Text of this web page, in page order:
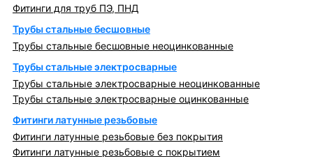
Фитинги для труб ПЭ, ПНД
Трубы стальные бесшовные
Трубы стальные бесшовные неоцинкованные
Трубы стальные электросварные
Трубы стальные электросварные неоцинкованные
Трубы стальные электросварные оцинкованные
Фитинги латунные резьбовые
Фитинги латунные резьбовые без покрытия
Фитинги латунные резьбовые с покрытием